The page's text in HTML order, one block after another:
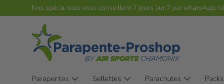
Aller au contenu
Nos spécialistes vous conseillent 7 jours sur 7 par whatsApp,
Parapentes Sellettes Parachutes Packs